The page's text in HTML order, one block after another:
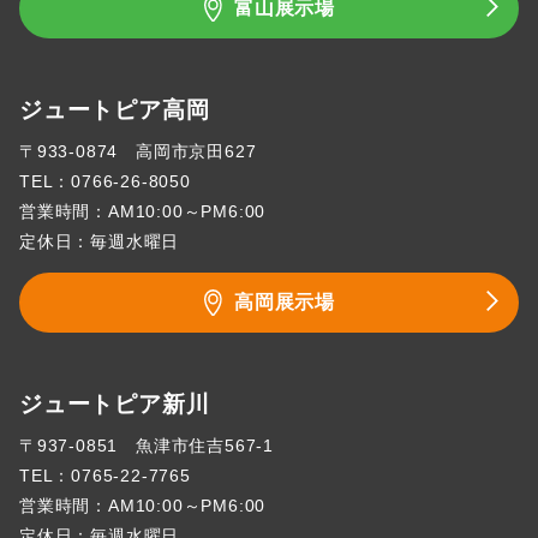
富山展示場
ジュートピア高岡
〒933-0874 高岡市京田627
TEL：0766-26-8050
営業時間：AM10:00～PM6:00
定休日：毎週水曜日
高岡展示場
ジュートピア新川
〒937-0851 魚津市住吉567-1
TEL：0765-22-7765
営業時間：AM10:00～PM6:00